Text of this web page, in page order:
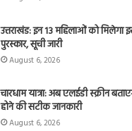
उत्तराखंड: इन 13 महिलाओं को मिलेगा
पुरस्कार, सूची जारी
August 6, 2026
चारधाम यात्रा: अब एलईडी स्क्रीन
होने की सटीक जानकारी
August 6, 2026